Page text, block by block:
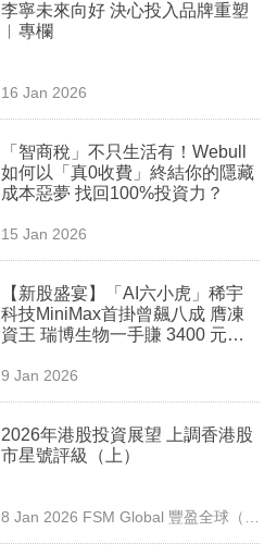
李寧未來向好 決心投入品牌重塑
︳專欄
16 Jan 2026
「智商稅」不只生活有！Webull
如何以「真0收費」終結你的隱藏
成本惡夢 找回100%投資力？
15 Jan 2026
【新股盛宴】「AI六小虎」稀宇
科技MiniMax首掛曾飆八成 膺凍
資王 瑞博生物一手賺 3400 元更
9 Jan 2026
2026年港股投資展望 上調香港股
市星號評級（上）
8 Jan 2026 FSM Global 豐盈全球（香
港）